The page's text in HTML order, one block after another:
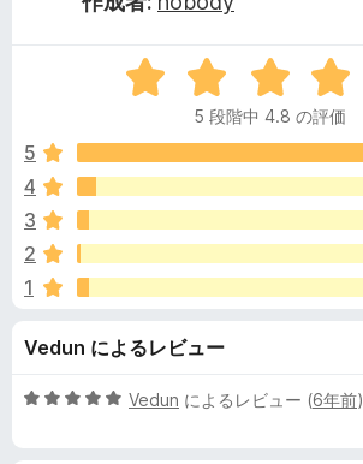
ラ
ウ
ザ
ー
ド
オ
ン
a
l
C
D
N
5
段
中
.
の
価
5 段階中 4.8 の評価
5
4
3
2
1
Vedun によるレビュー
5
Vedun によるレビュー (6年前)